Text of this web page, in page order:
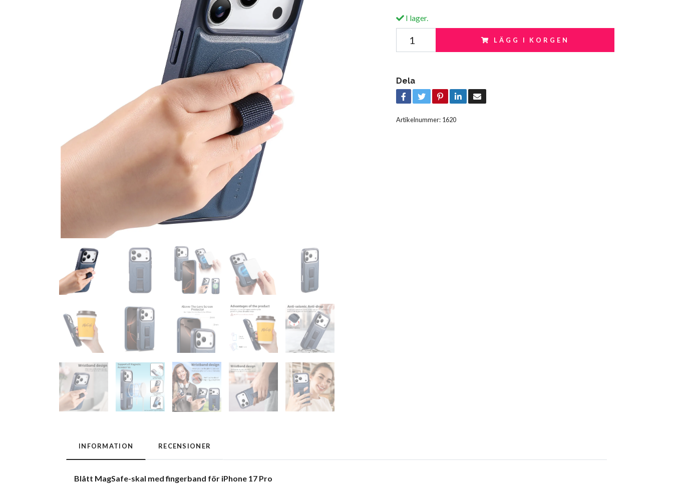
I lager.
LÄGG I KORGEN
Dela
Artikelnummer: 1620
INFORMATION RECENSIONER
Blått MagSafe-skal med fingerband för iPhone 17 Pro